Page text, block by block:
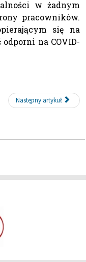
w żadnym
pracowników.
się na
na COVID-
Następny artykuł